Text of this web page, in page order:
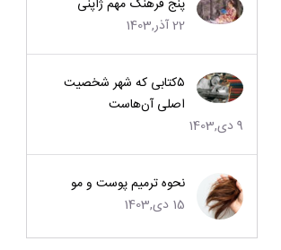
22 آذر,1403
۵کتابی که شهر شخصیت
اصلی آن‌هاست
9 دی,1403
نحوه ترمیم پوست و مو
15 دی,1403